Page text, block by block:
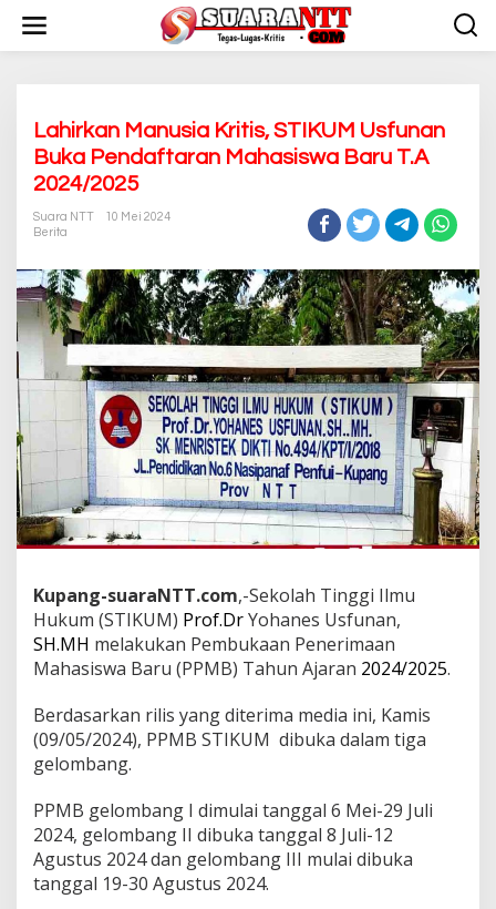
w
Lahirkan Manusia Kritis, STIKUM Usfunan
Buka Pendaftaran Mahasiswa Baru T.A
2024/2025
Suara NTT
10 Mei 2024
Berita
Kupang-suaraNTT.com,-Sekolah Tinggi Ilmu
Hukum (STIKUM) Prof.DrYohanes Usfunan,
SH.MH melakukan Pembukaan Penerimaan
Mahasiswa Baru (PPMB) Tahun Ajaran 2024/2025.
Berdasarkan rilis yang diterima media ini, Kamis
(09/05/2024), PPMB STIKUM dibuka dalam tiga
gelombang.
PPMB gelombang I dimulai tanggal 6 Mei-29 Juli
2024, gelombang II dibuka tanggal 8 Juli-12
Agustus 2024 dan gelombang III mulai dibuka
tanggal 19-30 Agustus 2024.